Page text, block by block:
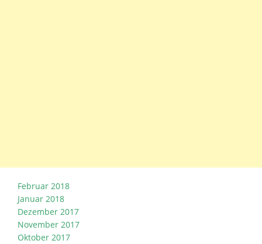
Februar 2018
Januar 2018
Dezember 2017
November 2017
Oktober 2017